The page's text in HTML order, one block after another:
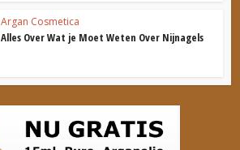
Argan Cosmetica
Alles Over Wat je Moet Weten Over Nijnagels